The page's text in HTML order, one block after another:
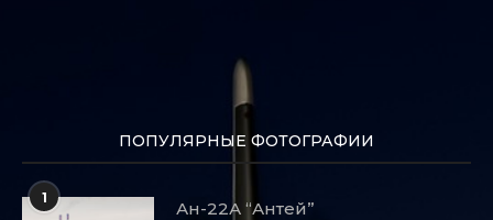
ПОПУЛЯРНЫЕ ФОТОГРАФИИ
1
Ан-22А “Антей”